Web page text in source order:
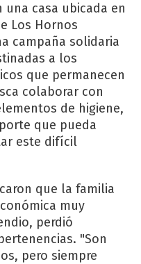
casa ubicada en
Los Hornos
campaña solidaria
a los
que permanecen
colaborar con
de higiene,
que pueda
este difícil
que la familia
muy
perdió
"Son
pero siempre